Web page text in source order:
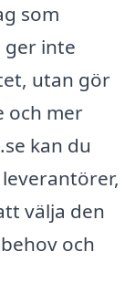
som
ger inte
utan gör
och mer
kan du
välja den
och